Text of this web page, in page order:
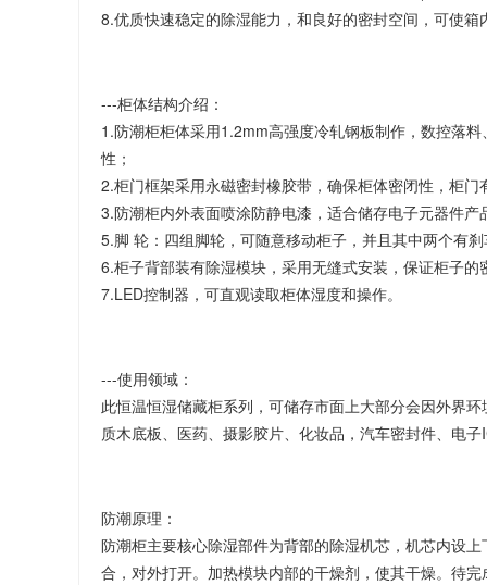
8.优质快速稳定的除湿能力，和良好的密封空间，可使箱
---柜体结构介绍：
1.防潮柜柜体采用1.2mm高强度冷轧钢板制作，数控落
性；
2.柜门框架采用永磁密封橡胶带，确保柜体密闭性，柜
3.防潮柜内外表面喷涂防静电漆，适合储存电子元器件
5.脚 轮：四组脚轮，可随意移动柜子，并且其中两个有
6.柜子背部装有除湿模块，采用无缝式安装，保证柜子的
7.LED控制器，可直观读取柜体湿度和操作。
---使用领域：
此恒温恒湿储藏柜系列，可储存市面上大部分会因外界
质木底板、医药、摄影胶片、化妆品，汽车密封件、电
防潮原理：
防潮柜主要核心除湿部件为背部的除湿机芯，机芯内设
合，对外打开。加热模块内部的干燥剂，使其干燥。待